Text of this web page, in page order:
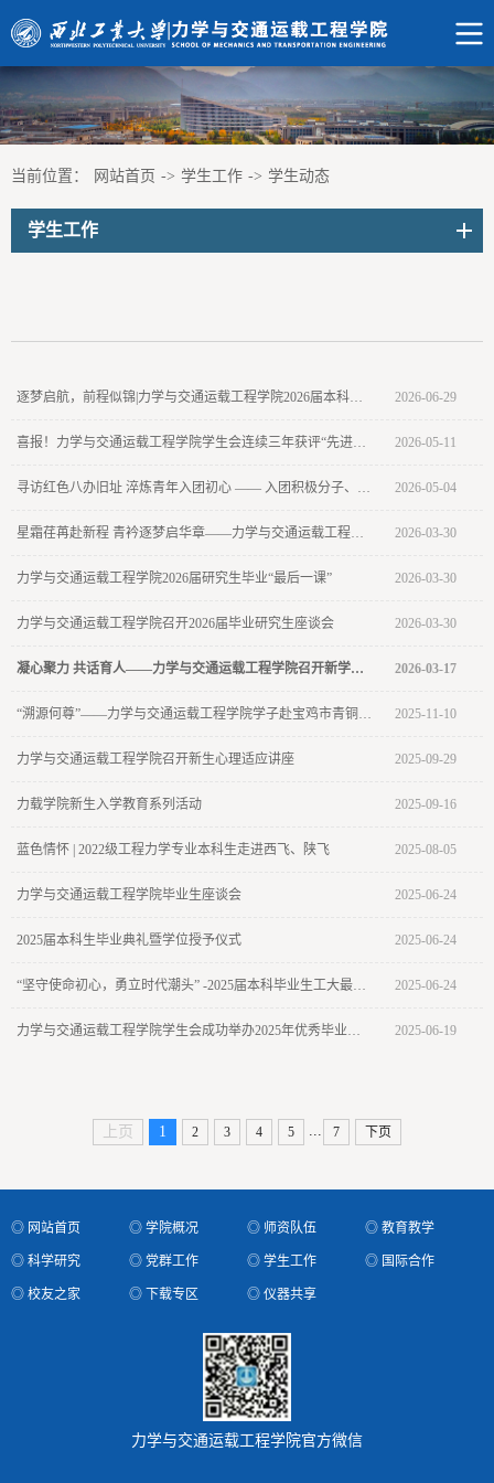
当前位置： 网站首页 -> 学生工作 -> 学生动态
学生工作
2026-06-29
2026-05-11
2026-05-04
2026-03-30
2026-03-30
力学与交通运载工程学院2026届研究生毕业“最后一课”
2026-03-30
力学与交通运载工程学院召开2026届毕业研究生座谈会
2026-03-17
凝心聚力 共话育人——力学与交通运载工程学院召开新学期辅导员、班主任工作交流会
2025-11-10
2025-09-29
力学与交通运载工程学院召开新生心理适应讲座
2025-09-16
力载学院新生入学教育系列活动
2025-08-05
蓝色情怀 | 2022级工程力学专业本科生走进西飞、陕飞
2025-06-24
力学与交通运载工程学院毕业生座谈会
2025-06-24
2025届本科生毕业典礼暨学位授予仪式
2025-06-24
2025-06-19
上页 1 2 3 4 5 7 下页
◎ 网站首页 ◎ 学院概况 ◎ 师资队伍 ◎ 教育教学
◎ 科学研究 ◎ 党群工作 ◎ 学生工作 ◎ 国际合作
◎ 校友之家 ◎ 下载专区 ◎ 仪器共享
力学与交通运载工程学院官方微信